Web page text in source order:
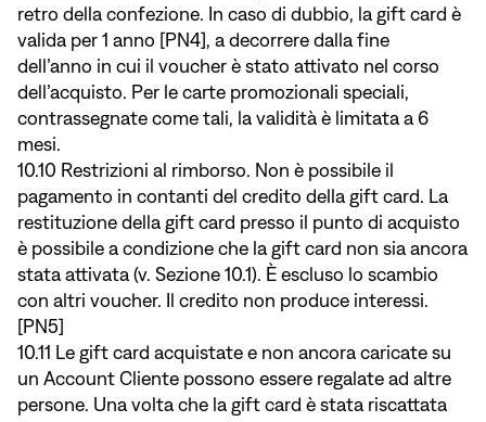
retro della confezione. In caso di dubbio, la gift card è
valida per 1 anno [PN4], a decorrere dalla fine
dell’anno in cui il voucher è stato attivato nel corso
dell’acquisto. Per le carte promozionali speciali,
contrassegnate come tali, la validità è limitata a 6
mesi.
10.10 Restrizioni al rimborso. Non è possibile il
pagamento in contanti del credito della gift card. La
restituzione della gift card presso il punto di acquisto
è possibile a condizione che la gift card non sia ancora
stata attivata (v. Sezione 10.1). È escluso lo scambio
con altri voucher. Il credito non produce interessi.
[PN5]
10.11 Le gift card acquistate e non ancora caricate su
un Account Cliente possono essere regalate ad altre
persone. Una volta che la gift card è stata riscattata